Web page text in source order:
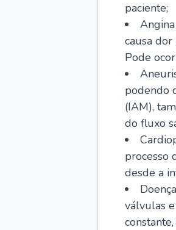
paciente;
causa
Pode
podendo
(IAM),
do fluxo
processo
desde a
válvulas